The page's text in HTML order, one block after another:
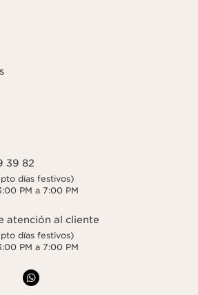
39 82
días festivos)
PM a 7:00 PM
atención al cliente
días festivos)
PM a 7:00 PM